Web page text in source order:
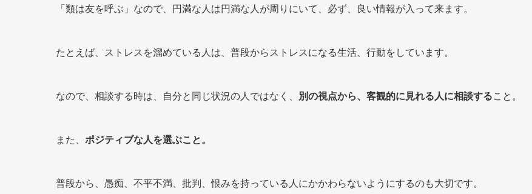
「類は友を呼ぶ」なので、円満な人は円満な人が周りにいて、必ず、良い情報が入って来ます。
たとえば、ストレスを溜めている人は、普段からストレスになる生活、行動をしています。
なので、相談する時は、自分と同じ状況の人ではなく、 別の視点から、客観的に見れる人に相談すること。
また、 ポジティブな人を選ぶこと。
普段から、愚痴、不平不満、批判、恨みを持っている人にかかわらないようにするのも大切です。